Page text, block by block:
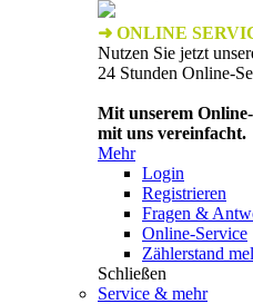
➜ ONLINE
Nutzen Sie jetzt
24 Stunden Online-
Mit unserem
mit uns vereinfacht.
Mehr
Login
Registrieren
Fragen &
Online-Service
Zählerstand
Schließen
Service & mehr